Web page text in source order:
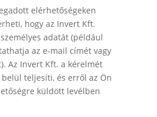
elérhetőségeken
hogy az Invert Kft.
adatát (például
az e-mail címét vagy
Az Invert Kft. a kérelmét
teljesíti, és erről az Ön
küldött levélben